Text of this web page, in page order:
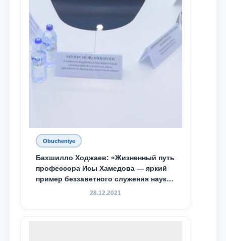
Obucheniye
Бахшилло Ходжаев: «Жизненный путь
профессора Исы Хамедова — яркий
пример беззаветного служения науке,
Родине и воспитанию молодого
28.12.2021